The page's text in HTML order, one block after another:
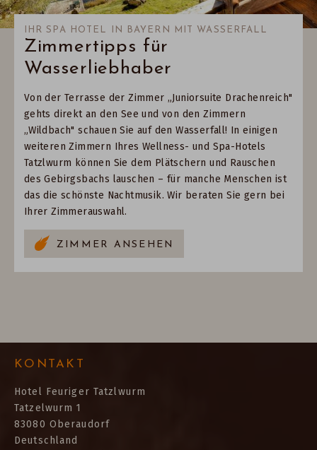
IHR SPA HOTEL IN BAYERN MIT WASSERFALL
Zimmertipps für
Wasserliebhaber
Von der Terrasse der Zimmer „Juniorsuite Drachenreich"
gehts direkt an den See und von den Zimmern
„Wildbach" schauen Sie auf den Wasserfall! In einigen
weiteren Zimmern Ihres Wellness- und Spa-Hotels
Tatzlwurm können Sie dem Plätschern und Rauschen
des Gebirgsbachs lauschen – für manche Menschen ist
das die schönste Nachtmusik. Wir beraten Sie gern bei
Ihrer Zimmerauswahl.
ZIMMER ANSEHEN
KONTAKT
Hotel Feuriger Tatzlwurm
Tatzelwurm 1
83080 Oberaudorf
Deutschland